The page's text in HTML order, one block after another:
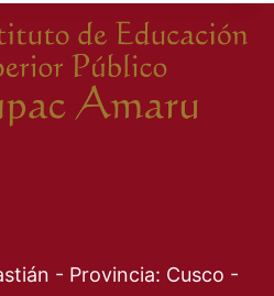
- Provincia: Cusco -